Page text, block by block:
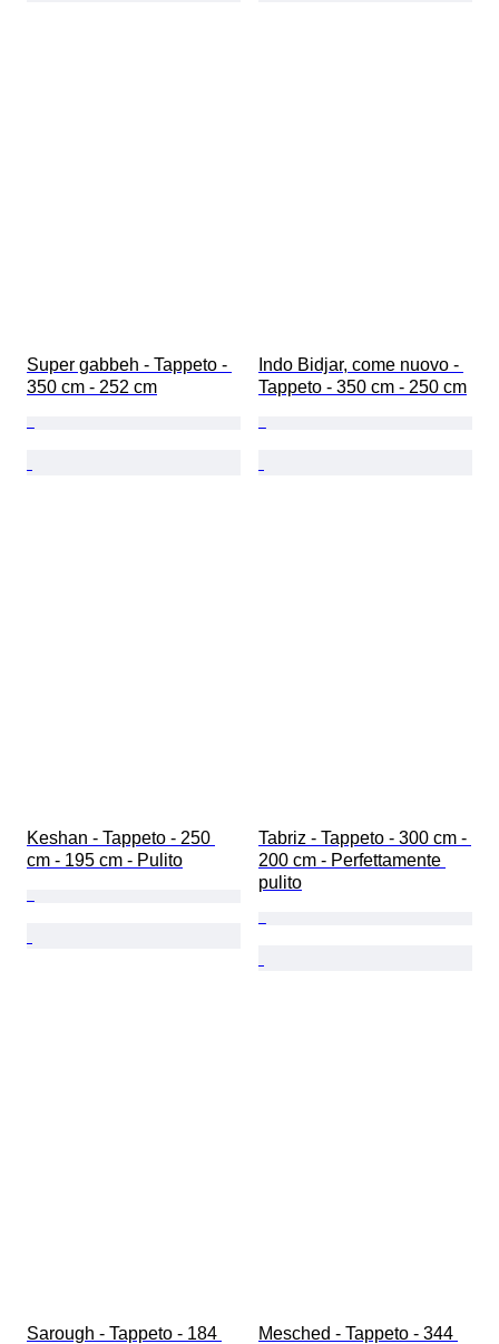
Super gabbeh - Tappeto -
350 cm - 252 cm
Indo Bidjar, come nuovo -
Tappeto - 350 cm - 250 cm
Keshan - Tappeto - 250
cm - 195 cm - Pulito
Tabriz - Tappeto - 300 cm -
200 cm - Perfettamente
pulito
Sarough - Tappeto - 184
Mesched - Tappeto - 344